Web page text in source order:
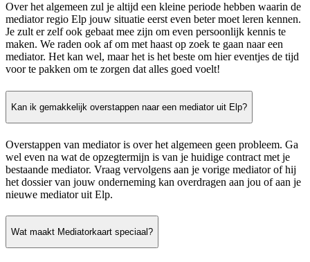
Over het algemeen zul je altijd een kleine periode hebben waarin de
mediator regio Elp jouw situatie eerst even beter moet leren kennen.
Je zult er zelf ook gebaat mee zijn om even persoonlijk kennis te
maken. We raden ook af om met haast op zoek te gaan naar een
mediator. Het kan wel, maar het is het beste om hier eventjes de tijd
voor te pakken om te zorgen dat alles goed voelt!
Kan ik gemakkelijk overstappen naar een mediator uit Elp?
Overstappen van mediator is over het algemeen geen probleem. Ga
wel even na wat de opzegtermijn is van je huidige contract met je
bestaande mediator. Vraag vervolgens aan je vorige mediator of hij
het dossier van jouw onderneming kan overdragen aan jou of aan je
nieuwe mediator uit Elp.
Wat maakt Mediatorkaart speciaal?